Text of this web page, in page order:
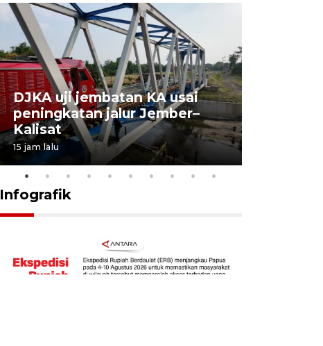
DJKA uji jembatan KA usai
peningkatan jalur Jember–
Kalisat
15 jam lalu
Infografik